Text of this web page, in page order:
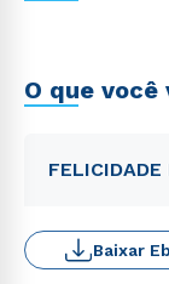
O que você
Baixar